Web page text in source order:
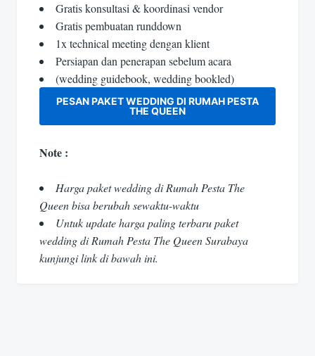
Gratis konsultasi & koordinasi vendor
Gratis pembuatan runddown
1x technical meeting dengan klient
Persiapan dan penerapan sebelum acara
(wedding guidebook, wedding bookled)
PESAN PAKET WEDDING DI RUMAH PESTA
THE QUEEN
Note :
Harga paket wedding di Rumah Pesta The
Queen bisa berubah sewaktu-waktu
Untuk update harga paling terbaru paket
wedding di Rumah Pesta The Queen Surabaya
kunjungi link di bawah ini.